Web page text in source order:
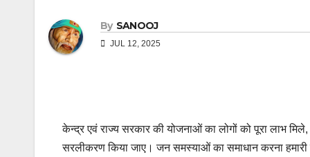
By SANOOJ
JUL 12, 2025
केन्द्र एवं राज्य सरकार की योजनाओं का लोगों को पूरा लाभ
सरलीकरण किया जाए। जन समस्याओं का समाधान करना हमारी